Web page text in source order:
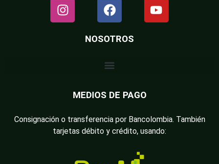
NOSOTROS
MEDIOS DE PAGO
Consignación o transferencia por Bancolombia. También
tarjetas débito y crédito, usando: